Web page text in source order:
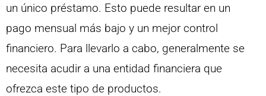
un único préstamo. Esto puede resultar en un
pago mensual más bajo y un mejor control
financiero. Para llevarlo a cabo, generalmente se
necesita acudir a una entidad financiera que
ofrezca este tipo de productos.